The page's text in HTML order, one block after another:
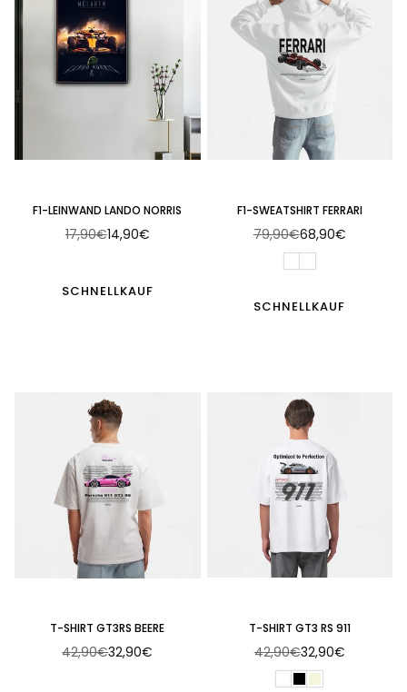
F1-LEINWAND LANDO NORRIS
Normaler
17,90€14,90€
SCHNELLKAUF
F1-SWEATSHIRT FERRARI
Normaler
79,90€68,90€
SCHNELLKAUF
T-SHIRT GT3RS BEERE
Normaler
42,90€32,90€
T-SHIRT GT3 RS 911
Normaler
Preis
42,90€32,90€